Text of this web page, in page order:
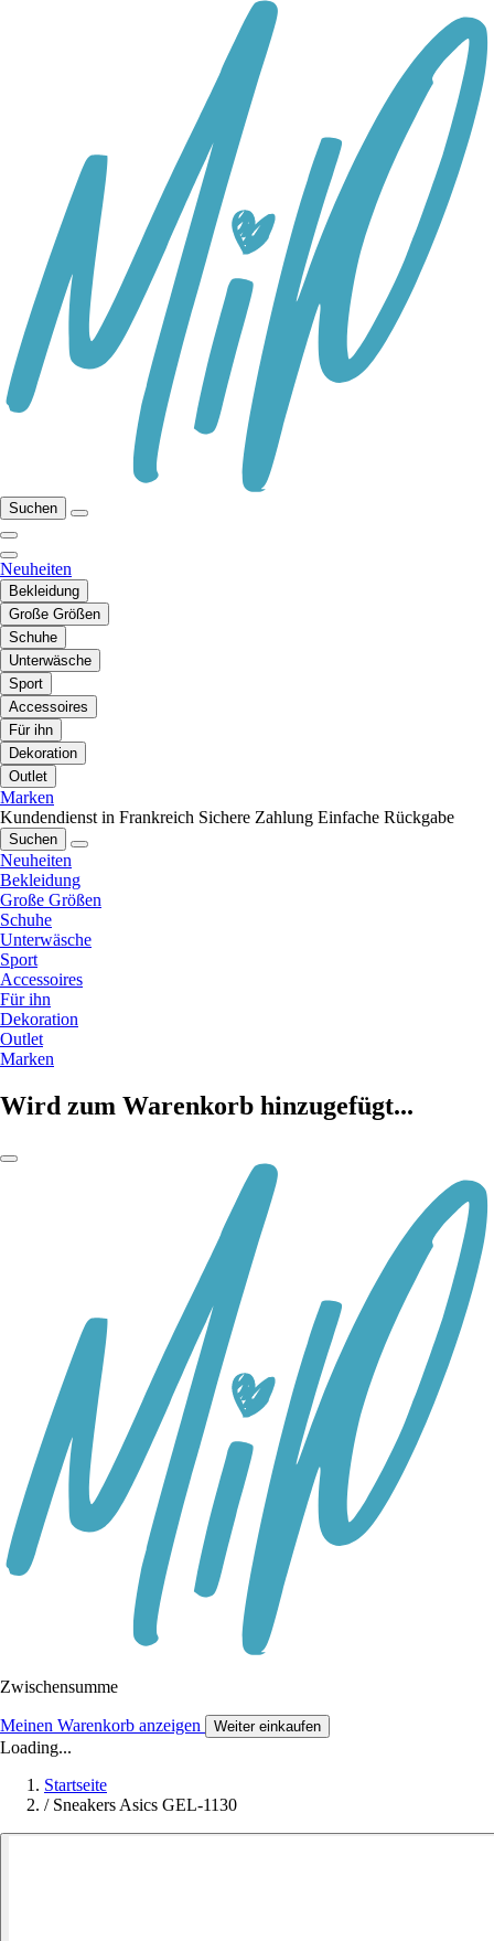
Suchen
Neuheiten
Bekleidung
Große Größen
Schuhe
Unterwäsche
Sport
Accessoires
Für ihn
Dekoration
Outlet
Marken
Kundendienst in Frankreich Sichere Zahlung Einfache Rückgabe
Suchen
Neuheiten
Bekleidung
Große Größen
Schuhe
Unterwäsche
Sport
Accessoires
Für ihn
Dekoration
Outlet
Marken
Wird zum Warenkorb hinzugefügt...
Zwischensumme
Meinen Warenkorb anzeigen Weiter einkaufen
Loading...
Startseite
/ Sneakers Asics GEL-1130